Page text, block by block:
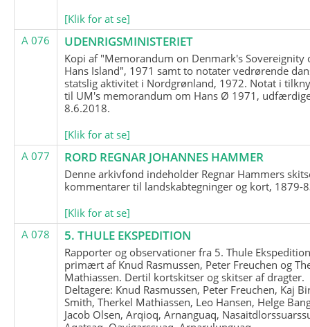
[Klik for at se]
A 076
UDENRIGSMINISTERIET
Kopi af "Memorandum on Denmark's Sovereignity
Hans Island", 1971 samt to notater vedrørende
statslig aktivitet i Nordgrønland, 1972. Notat i
til UM's memorandum om Hans Ø 1971,
8.6.2018.
[Klik for at se]
A 077
RORD REGNAR JOHANNES HAMMER
Denne arkivfond indeholder Regnar Hammers
kommentarer til landskabtegninger og kort, 1879-
[Klik for at se]
A 078
5. THULE EKSPEDITION
Rapporter og observationer fra 5. Thule
primært af Knud Rasmussen, Peter Freuchen og
Mathiassen. Dertil kortskitser og skitser af dragter.
Deltagere: Knud Rasmussen, Peter Freuchen, Kaj
Smith, Therkel Mathiassen, Leo Hansen, Helge
Jacob Olsen, Arqioq, Arnanguaq,